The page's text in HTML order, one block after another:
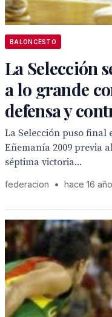
BALONCESTO
La Selección
a lo grande
defensa y
La Selección puso final
Eñemanía 2009 previa
séptima victoria...
federacion • hace 16